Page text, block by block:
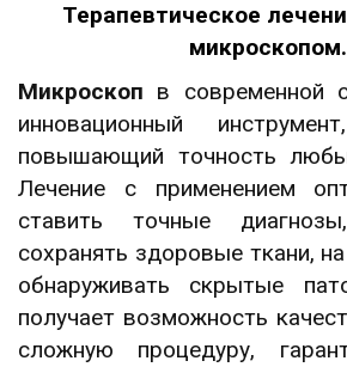
Терапевтическое
микроскопом.
Микроскоп в современной
инновационный
повышающий точность
Лечение с применением
ставить точные
сохранять здоровые ткани,
обнаруживать скрытые
получает возможность
сложную процедуру,